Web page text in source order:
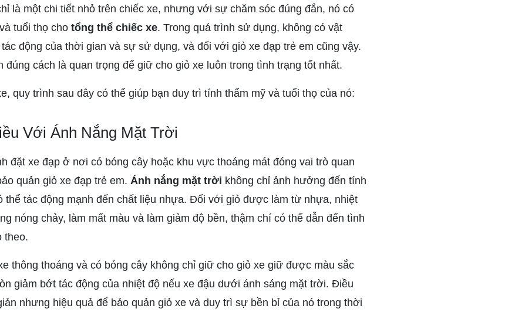
là một chi tiết nhỏ trên chiếc xe, nhưng với sự chăm sóc đúng đắn, nó có
tuổi thọ cho tổng thể chiếc xe. Trong quá trình sử dụng, không có vật
động của thời gian và sự sử dụng, và đối với giỏ xe đạp trẻ em cũng vậy.
đúng cách là quan trọng để giữ cho giỏ xe luôn trong tình trạng tốt nhất.
quy trình sau đây có thể giúp bạn duy trì tính thẩm mỹ và tuổi thọ của nó:
Với Ánh Nắng Mặt Trời
đặt xe đạp ở nơi có bóng cây hoặc khu vực thoáng mát đóng vai trò quan
quản giỏ xe đạp trẻ em. Ánh nắng mặt trời không chỉ ảnh hưởng đến tính
thể tác động mạnh đến chất liệu nhựa. Đối với giỏ được làm từ nhựa, nhiệt
nóng chảy, làm mất màu và làm giảm độ bền, thậm chí có thể dẫn đến tình
theo.
thông thoáng và có bóng cây không chỉ giữ cho giỏ xe giữ được màu sắc
giảm bớt tác động của nhiệt độ nếu xe đậu dưới ánh sáng mặt trời. Điều
nhưng hiệu quả để bảo quản giỏ xe và duy trì sự bền bỉ của nó trong thời